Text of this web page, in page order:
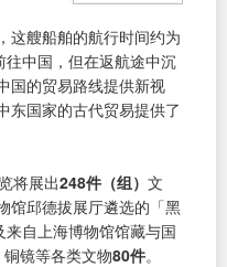
这艘船舶的航行时间约为
中国，但在返航途中沉
国的贸易路线提供新视
东国家的古代贸易提供了
将展出248件（组） 文
馆邱德拔展厅遴选的「黑
来自上海博物馆馆藏与国
镜等各类文物80件。